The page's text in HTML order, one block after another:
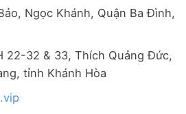
Ngọc Khánh, Quận Ba Đình,
22-32 & 33, Thích Quảng Đức,
tỉnh Khánh Hòa